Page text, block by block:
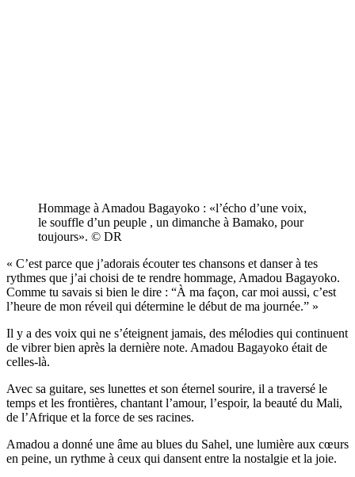
Hommage à Amadou Bagayoko : «l’écho d’une voix,
le souffle d’un peuple , un dimanche à Bamako, pour
toujours». © DR
« C’est parce que j’adorais écouter tes chansons et danser à tes
rythmes que j’ai choisi de te rendre hommage, Amadou Bagayoko.
Comme tu savais si bien le dire : “À ma façon, car moi aussi, c’est
l’heure de mon réveil qui détermine le début de ma journée.” »
Il y a des voix qui ne s’éteignent jamais, des mélodies qui continuent
de vibrer bien après la dernière note. Amadou Bagayoko était de
celles-là.
Avec sa guitare, ses lunettes et son éternel sourire, il a traversé le
temps et les frontières, chantant l’amour, l’espoir, la beauté du Mali,
de l’Afrique et la force de ses racines.
Amadou a donné une âme au blues du Sahel, une lumière aux cœurs
en peine, un rythme à ceux qui dansent entre la nostalgie et la joie.